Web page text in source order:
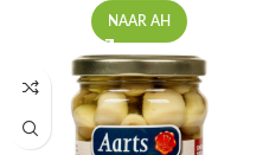
NAAR AH